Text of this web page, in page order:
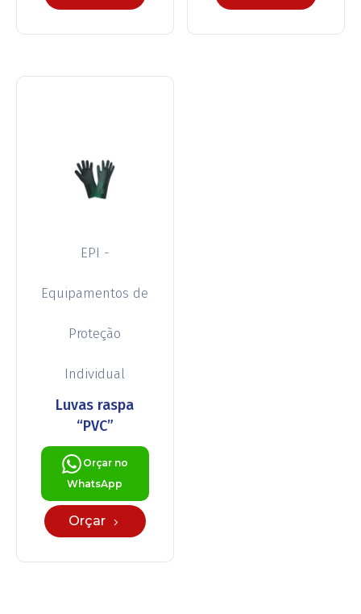
EPI -
Equipamentos de
Proteção
Individual
Luvas raspa
“PVC”
Orçar no
WhatsApp
Orçar